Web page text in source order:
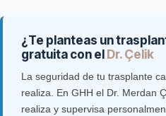
¿Te planteas un
gratuita con el Dr. Çelik
La seguridad de tu trasplante
realiza. En GHH el Dr. Merdan
realiza y supervisa